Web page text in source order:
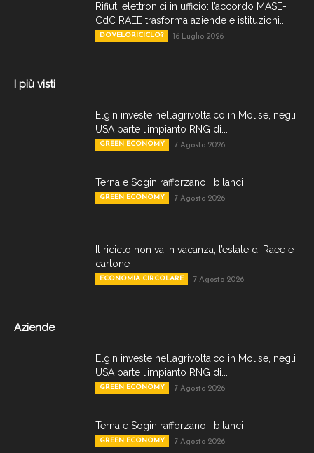
Rifiuti elettronici in ufficio: l’accordo MASE-
CdC RAEE trasforma aziende e istituzioni...
DOVELORICICLO? 16 Luglio 2026
I più visti
Elgin investe nell’agrivoltaico in Molise, negli
USA parte l’impianto RNG di...
GREEN ECONOMY 7 Agosto 2026
Terna e Sogin rafforzano i bilanci
GREEN ECONOMY 7 Agosto 2026
Il riciclo non va in vacanza, l’estate di Raee e
cartone
ECONOMIA CIRCOLARE 7 Agosto 2026
Aziende
Elgin investe nell’agrivoltaico in Molise, negli
USA parte l’impianto RNG di...
GREEN ECONOMY 7 Agosto 2026
Terna e Sogin rafforzano i bilanci
GREEN ECONOMY 7 Agosto 2026